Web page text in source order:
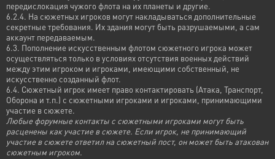
передислокация чужого флота на их планеты и другие.
6.2.4. На сюжетных игроков могут накладываться дополнительные
секретные требования. Их здания могут быть разрушаемыми, а сам
аккаунт передаваемым.
6.3. Пополнение искусственным флотом сюжетного игрока может
осуществляться только в условиях отсутствия военных действий
между этим игроком и игроками, имеющими собственный, не
искусственно созданный флот.
6.4. Сюжетный игрок имеет право контактировать (Атака, Транспорт,
Оборона и т.п.) с сюжетными игроками и игроками, принимающими
участие в сюжете.
Любые форумные контакты с сюжетными игроками могут быть
расценены как участие в сюжете. Если игрок, не принимающий
участие в сюжете ответил на сюжетный пост, он может быть атакован
сюжетным игроком.